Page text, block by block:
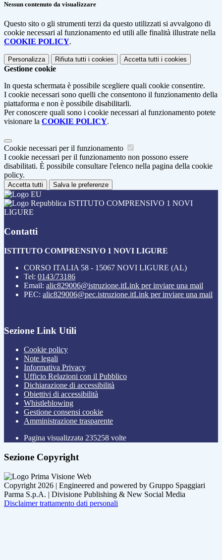
Nessun contenuto da visualizzare
Questo sito o gli strumenti terzi da questo utilizzati si avvalgono di
cookie necessari al funzionamento ed utili alle finalità illustrate nella
COOKIE POLICY.
Personalizza Rifiuta tutti i cookies Accetta tutti i cookies
Gestione cookie
In questa schermata è possibile scegliere quali cookie consentire.
I cookie necessari sono quelli che consentono il funzionamento della
piattaforma e non è possibile disabilitarli.
Per conoscere quali sono i cookie necessari al funzionamento potete
visionare la COOKIE POLICY.
Cookie necessari per il funzionamento
I cookie necessari per il funzionamento non possono essere
disabilitati. È possibile consultare l'elenco nella pagina della cookie
policy.
Accetta tutti Salva le preferenze
ISTITUTO COMPRENSIVO 1 NOVI
LIGURE
Contatti
ISTITUTO COMPRENSIVO 1 NOVI LIGURE
CORSO ITALIA 58 - 15067 NOVI LIGURE (AL)
Tel: 0143/73186
Email: alic829006@istruzione.itLink per inviare una mail
PEC: alic829006@pec.istruzione.itLink per inviare una mail
Sezione Link Utili
Cookie policy
Note legali
Informativa Privacy
Ufficio Relazioni con il Pubblico
Dichiarazione di accessibilità
Obiettivi di accessibilità
Whistleblowing
Gestione consensi cookie
Amministrazione trasparente
Pagina visualizzata 235258 volte
Sezione Copyright
Copyright 2026 | Engineered and powered by Gruppo Spaggiari
Parma S.p.A. | Divisione Publishing & New Social Media
Disclaimer trattamento dati personali